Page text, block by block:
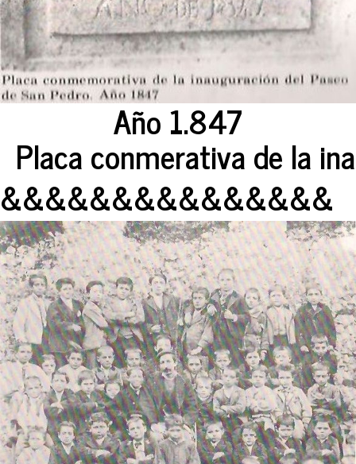
Año 1.847
Placa conmerativa de la
&&&&&&&&&&&&&&&